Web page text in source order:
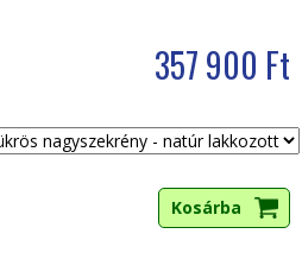
357 900 Ft